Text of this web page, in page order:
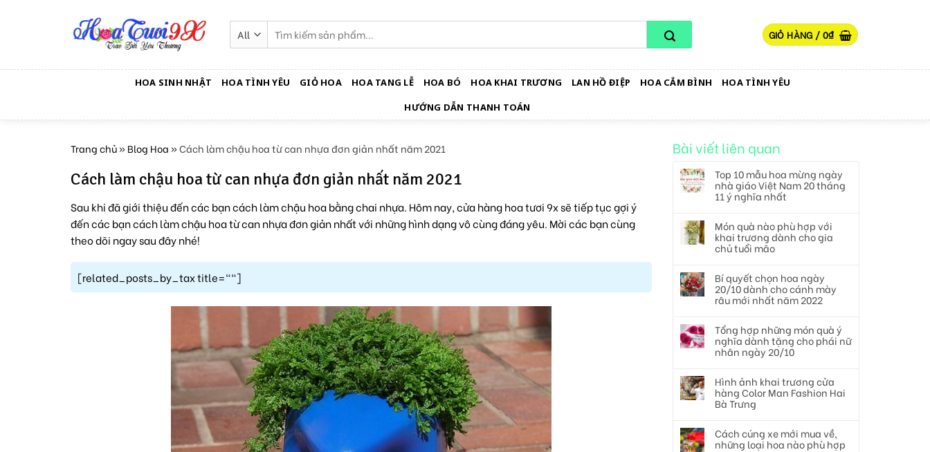
kiếm:
GIỎ HÀNG / 0₫
HOA SINH NHẬT HOA TÌNH YÊU GIỎ HOA HOA TANG LỄ HOA BÓ HOA KHAI TRƯƠNG LAN HỒ ĐIỆP HOA CẮM BÌNH
HOA TÌNH YÊU
HƯỚNG DẪN THANH TOÁN
Trang chủ»Blog Hoa»Cách làm chậu hoa từ can nhựa đơn giản nhất năm 2021
Cách làm chậu hoa từ can nhựa đơn giản nhất năm 2021
Sau khi đã giới thiệu đến các bạn cách làm chậu hoa bằng chai nhựa. Hôm nay, cửa hàng hoa tươi 9x sẽ tiếp tục gợi ý
đến các bạn cách làm chậu hoa từ can nhựa đơn giản nhất với những hình dạng vô cùng đáng yêu. Mời các bạn cùng
theo dõi ngay sau đây nhé!
[related_posts_by_tax title=""]
Bài viết liên quan
Top 10 mẫu hoa mừng ngày
nhà giáo Việt Nam 20 tháng
11 ý nghĩa nhất
Món quà nào phù hợp với
khai trương dành cho gia
chủ tuổi mão
Bí quyết chọn hoa ngày
20/10 dành cho cánh mày
râu mới nhất năm 2022
Tổng hợp những món quà ý
nghĩa dành tặng cho phái nữ
nhân ngày 20/10
Hình ảnh khai trương cửa
hàng Color Man Fashion Hai
Bà Trưng
Cách cúng xe mới mua về,
những loại hoa nào phù hợp